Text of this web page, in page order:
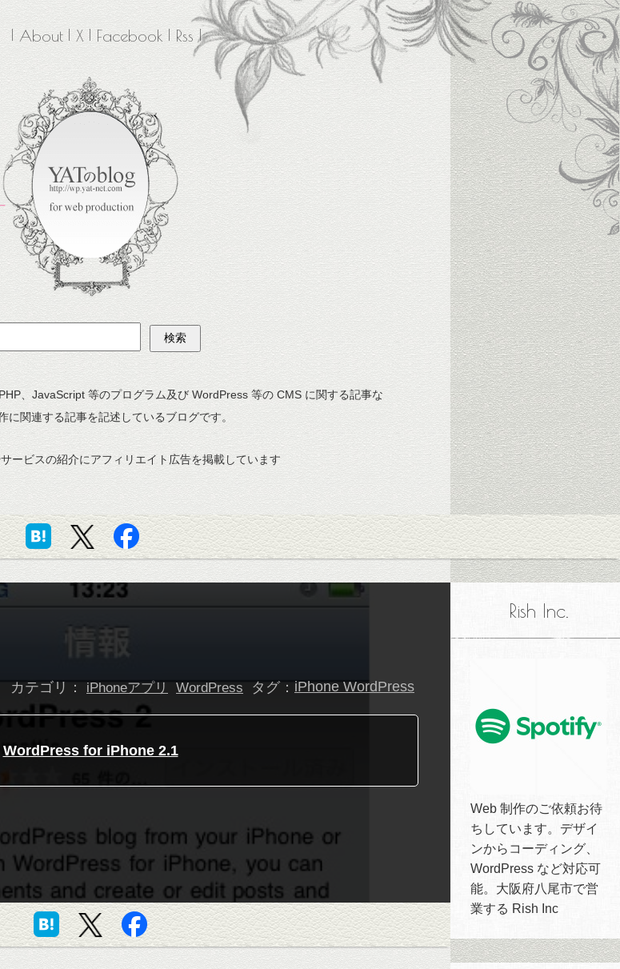
About X Facebook Rss
、JavaScript 等のプログラム及び WordPress 等の CMS に関する記事な
に関連する記事を記述しているブログです。
ービスの紹介にアフィリエイト広告を掲載しています
カテゴリ： iPhoneアプリ WordPress タグ： iPhone WordPress
WordPress for iPhone 2.1
Rish Inc.
Web 制作のご依頼お待
ちしています。デザイ
ンからコーディング、
WordPress など対応可
能。大阪府八尾市で営
業する Rish Inc